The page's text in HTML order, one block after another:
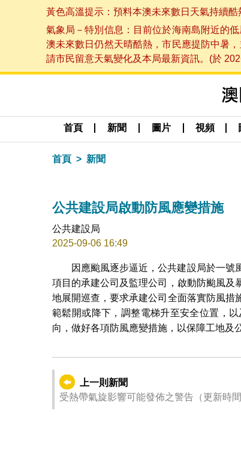
黃色高溫提示：預料本澳未來數日天氣持續
氣象局－特別信息：目前位於海南島附近的
澳未來數日仍然天晴酷熱，市民應提防中暑
請市民留意天氣變化及本局最新資訊。(於
首頁 新聞 圖片 視頻
首頁 新聞
公共建設局啟動防風應變措施
公共建設局
2025-09-06 16:49
因應颱風逐步逼近，公共建設局於一號
項目的承建公司及監理公司，啟動防颱風及
地展開巡查，要求承建公司全面落實防風措
範鬆開或降下，調整電梯升至安全位置，
向，做好各項防風應變措施，以保障工地及
上一則新聞
受熱帶氣旋影響可能發佈之警告（更新時